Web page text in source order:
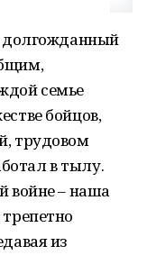
долгожданный
семье
бойцов,
трудовом
в тылу.
войне – наша
из